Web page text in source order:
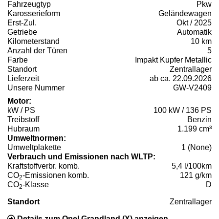
Fahrzeugtyp
Pkw
Karosserieform
Geländewagen
Erst-Zul.
Okt / 2025
Getriebe
Automatik
Kilometerstand
10 km
Anzahl der Türen
5
Farbe
Impakt Kupfer Metallic
Standort
Zentrallager
Lieferzeit
ab ca. 22.09.2026
Unsere Nummer
GW-V2409
Motor:
kW / PS
100 kW / 136 PS
Treibstoff
Benzin
Hubraum
1.199 cm³
Umweltnormen:
Umweltplakette
1 (None)
Verbrauch und Emissionen nach WLTP:
Kraftstoffverbr. komb.
5,4 l/100km
CO2-Emissionen komb.
121 g/km
CO2-Klasse D
Standort Zentrallager